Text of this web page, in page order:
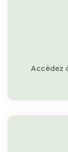
Accédez